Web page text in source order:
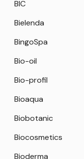
BIC
Bielenda
BingoSpa
Bio-oil
Bio-profil
Bioaqua
Biobotanic
Biocosmetics
Bioderma